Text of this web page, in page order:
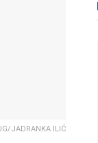
JADRANKA ILIĆ